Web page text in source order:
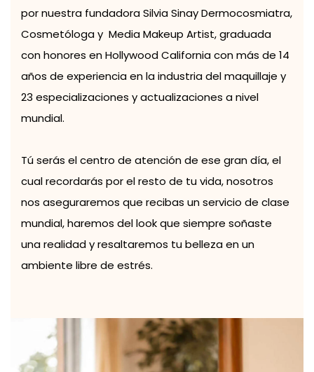
por nuestra fundadora Silvia Sinay Dermocosmiatra,
Cosmetóloga y Media Makeup Artist, graduada
con honores en Hollywood California con más de 14
años de experiencia en la industria del maquillaje y
23 especializaciones y actualizaciones a nivel
mundial.
Tú serás el centro de atención de ese gran día, el
cual recordarás por el resto de tu vida, nosotros
nos aseguraremos que recibas un servicio de clase
mundial, haremos del look que siempre soñaste
una realidad y resaltaremos tu belleza en un
ambiente libre de estrés.